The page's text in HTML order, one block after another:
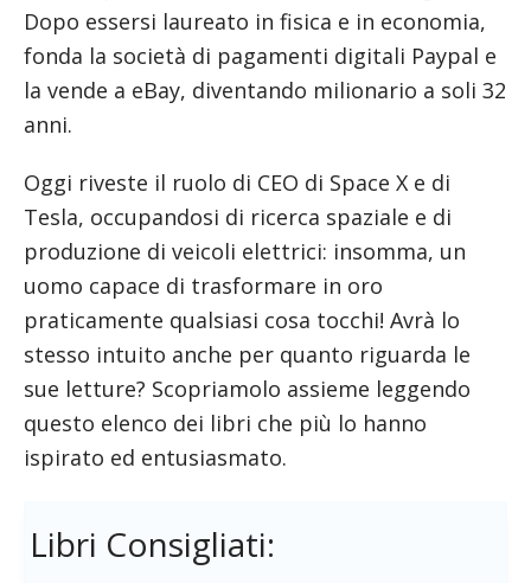
Dopo essersi laureato in fisica e in economia,
fonda la società di pagamenti digitali Paypal e
la vende a eBay, diventando milionario a soli 32
anni.
Oggi riveste il ruolo di CEO di Space X e di
Tesla, occupandosi di ricerca spaziale e di
produzione di veicoli elettrici: insomma, un
uomo capace di trasformare in oro
praticamente qualsiasi cosa tocchi! Avrà lo
stesso intuito anche per quanto riguarda le
sue letture? Scopriamolo assieme leggendo
questo elenco dei libri che più lo hanno
ispirato ed entusiasmato.
Libri Consigliati: